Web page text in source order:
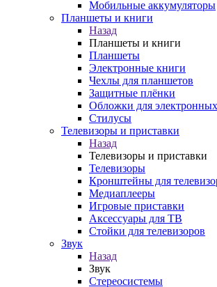
Мобильные аккумуляторы
Планшеты и книги
Назад
Планшеты и книги
Планшеты
Электронные книги
Чехлы для планшетов
Защитные плёнки
Обложки для
Стилусы
Телевизоры и приставки
Назад
Телевизоры и приставки
Телевизоры
Кронштейны для
Медиаплееры
Игровые приставки
Аксессуары для ТВ
Стойки для телевизоров
Звук
Назад
Звук
Стереосистемы